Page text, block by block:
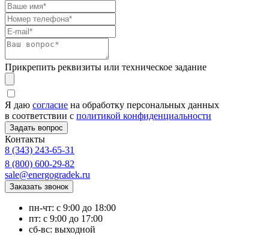
Прикрепить реквизиты или техническое задание
Я даю согласие на обработку персональных данных
в соответствии с политикой конфиденциальности
Контакты
8 (343) 243-65-31
8 (800) 600-29-82
sale@energogradek.ru
пн-чт: с 9:00 до 18:00
пт: с 9:00 до 17:00
сб-вс: выходной